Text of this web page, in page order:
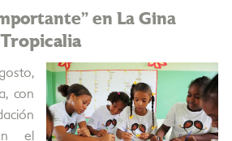
en La Gina
con
el